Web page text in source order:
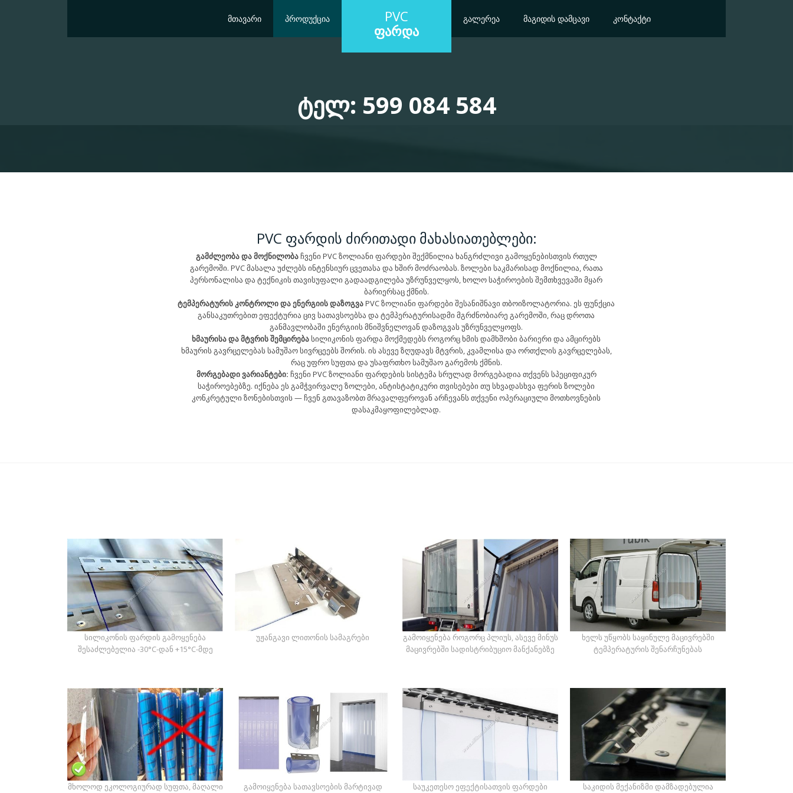
ᲛᲗᲐᲕᲐᲠᲘ ᲞᲠᲝᲓᲣᲥᲪᲘᲐ
PVC
ᲤᲐᲠᲓᲐ
ᲒᲐᲚᲔᲠᲔᲐ ᲛᲐᲒᲘᲓᲘᲡ ᲓᲐᲛᲪᲐᲕᲘ ᲙᲝᲜᲢᲐᲥᲢᲘ
ᲢᲔᲚ: 599 084 584
PVC ფარდის ძირითადი მახასიათებლები:
გამძლეობა და მოქნილობაჩვენი PVC ზოლიანი ფარდები შექმნილია ხანგრძლივი გამოყენებისთვის რთულ
გარემოში. PVC მასალა უძლებს ინტენსიურ ცვეთასა და ხშირ მოძრაობას. ზოლები საკმარისად მოქნილია, რათა
პერსონალისა და ტექნიკის თავისუფალი გადაადგილება უზრუნველყოს, ხოლო საჭიროების შემთხვევაში მყარ
ბარიერსაც ქმნის.
ტემპერატურის კონტროლი და ენერგიის დაზოგვაPVC ზოლიანი ფარდები შესანიშნავი თბოიზოლატორია. ეს ფუნქცია
განსაკუთრებით ეფექტურია ცივ სათავსოებსა და ტემპერატურისადმი მგრძნობიარე გარემოში, რაც დროთა
განმავლობაში ენერგიის მნიშვნელოვან დაზოგვას უზრუნველყოფს.
ხმაურისა და მტვრის შემცირებასილიკონის ფარდა მოქმედებს როგორც ხმის დამხშობი ბარიერი და ამცირებს
ხმაურის გავრცელებას სამუშაო სივრცეებს შორის. ის ასევე ზღუდავს მტვრის, კვამლისა და ორთქლის გავრცელებას,
რაც უფრო სუფთა და უსაფრთხო სამუშაო გარემოს ქმნის.
მორგებადი ვარიანტები: ჩვენი PVC ზოლიანი ფარდების სისტემა სრულად მორგებადია თქვენს სპეციფიკურ
საჭიროებებზე. იქნება ეს გამჭვირვალე ზოლები, ანტისტატიკური თვისებები თუ სხვადასხვა ფერის ზოლები
კონკრეტული ზონებისთვის — ჩვენ გთავაზობთ მრავალფეროვან არჩევანს თქვენი ოპერაციული მოთხოვნების
დასაკმაყოფილებლად.
სილიკონის ფარდის გამოყენება
შესაძლებელია -30°C-დან +15°C-მდე
უჟანგავი ლითონის სამაგრები
გამოიყენება როგორც პლიუს, ასევე მინუს
მაცივრებში სადისტრიბუციო მანქანებზე
ხელს უწყობს საყინულე მაცივრებში
ტემპერატურის შენარჩუნებას
მხოლოდ ეკოლოგიურად სუფთა, მაღალი გამოიყენება სათავსოების მარტივად საუკეთესო ეფექტისათვის ფარდები საკიდის მექანიზმი დამზადებულია